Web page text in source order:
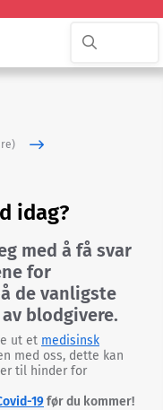
idag?
med å få svar
for
de vanligste
blodgivere.
ut et medisinsk
med oss, dette kan
til hinder for
19før du kommer!